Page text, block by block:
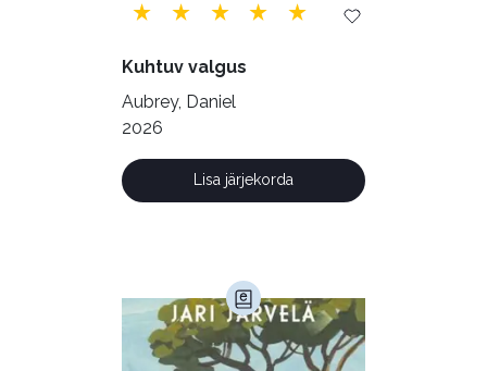
Vabakasutus (423)
Õigus (22)
Kuhtuv valgus
Aubrey, Daniel
2026
Lisa järjekorda